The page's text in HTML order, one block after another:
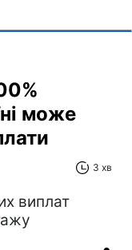
може
3 хв
виплат